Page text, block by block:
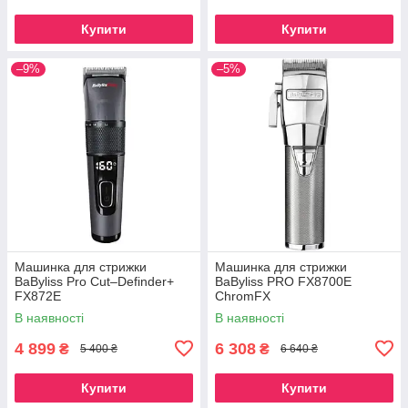
Купити Купити
–9%
Машинка для стрижки
BaByliss Pro Cut–Definder+
FX872E
В наявності
4 899 ₴ 5 400 ₴
Купити
–5%
Машинка для стрижки
BaByliss PRO FX8700E
ChromFX
В наявності
6 308 ₴ 6 640 ₴
Купити